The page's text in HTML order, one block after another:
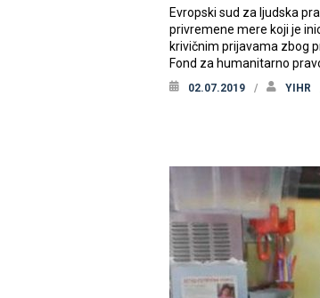
Evropski sud za ljudska
privremene mere koji je
krivičnim prijavama zbog
Fond za humanitarno
02.07.2019 YIHR